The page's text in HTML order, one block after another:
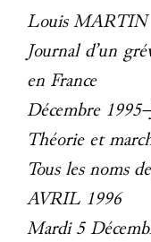
Louis MARTIN
Journal d’un
en France
Décembre
Théorie et
Tous les noms
AVRIL 1996
Mardi 5